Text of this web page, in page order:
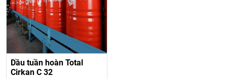
Dầu tuần hoàn Total
Cirkan C 32